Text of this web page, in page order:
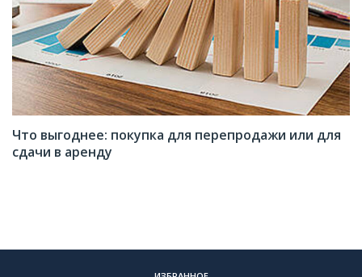
Что выгоднее: покупка для перепродажи или для
сдачи в аренду